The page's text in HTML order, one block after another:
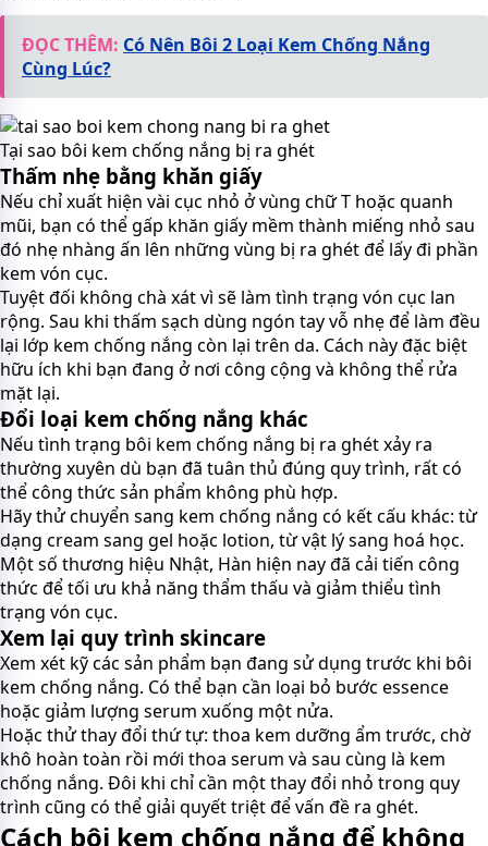
ĐỌC THÊM: Có Nên Bôi 2 Loại Kem Chống Nắng
Cùng Lúc?
Tại sao bôi kem chống nắng bị ra ghét
Thấm nhẹ bằng khăn giấy
Nếu chỉ xuất hiện vài cục nhỏ ở vùng chữ T hoặc quanh
mũi, bạn có thể gấp khăn giấy mềm thành miếng nhỏ sau
đó nhẹ nhàng ấn lên những vùng bị ra ghét để lấy đi phần
kem vón cục.
Tuyệt đối không chà xát vì sẽ làm tình trạng vón cục lan
rộng. Sau khi thấm sạch dùng ngón tay vỗ nhẹ để làm đều
lại lớp kem chống nắng còn lại trên da. Cách này đặc biệt
hữu ích khi bạn đang ở nơi công cộng và không thể rửa
mặt lại.
Đổi loại kem chống nắng khác
Nếu tình trạng bôi kem chống nắng bị ra ghét xảy ra
thường xuyên dù bạn đã tuân thủ đúng quy trình, rất có
thể công thức sản phẩm không phù hợp.
Hãy thử chuyển sang kem chống nắng có kết cấu khác: từ
dạng cream sang gel hoặc lotion, từ vật lý sang hoá học.
Một số thương hiệu Nhật, Hàn hiện nay đã cải tiến công
thức để tối ưu khả năng thẩm thấu và giảm thiểu tình
trạng vón cục.
Xem lại quy trình skincare
Xem xét kỹ các sản phẩm bạn đang sử dụng trước khi bôi
kem chống nắng. Có thể bạn cần loại bỏ bước essence
hoặc giảm lượng serum xuống một nửa.
Hoặc thử thay đổi thứ tự: thoa kem dưỡng ẩm trước, chờ
khô hoàn toàn rồi mới thoa serum và sau cùng là kem
chống nắng. Đôi khi chỉ cần một thay đổi nhỏ trong quy
trình cũng có thể giải quyết triệt để vấn đề ra ghét.
Cách bôi kem chống nắng để không